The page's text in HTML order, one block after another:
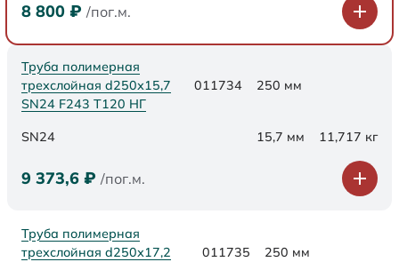
8 800 ₽ /пог.м.
Труба полимерная
трехслойная d250х15,7
SN24 F243 Т120 НГ
011734 250 мм
SN24 15,7 мм 11,717 кг
9 373,6 ₽ /пог.м.
Труба полимерная
трехслойная d250х17,2
011735 250 мм